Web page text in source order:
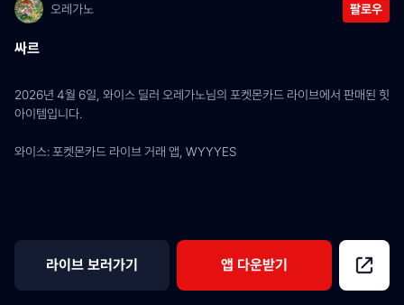
오레가노 팔로우
싸르
2026년 4월 6일, 와이스 딜러 오레가노님의 포켓몬카드 라이브에서 판매된 힛
아이템입니다.
와이스: 포켓몬카드 라이브 거래 앱, WYYYES
라이브 보러가기 앱 다운받기